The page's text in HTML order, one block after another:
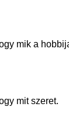
mik a
mit szeret.